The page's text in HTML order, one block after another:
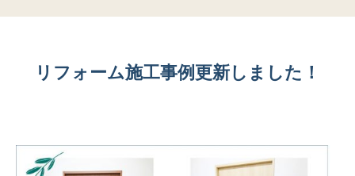
リフォーム施工事例更新しました！